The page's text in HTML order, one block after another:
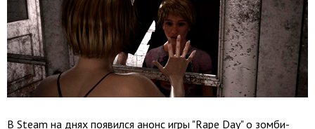
В Steam на днях появился анонс игры "Rape Day" о зомби-